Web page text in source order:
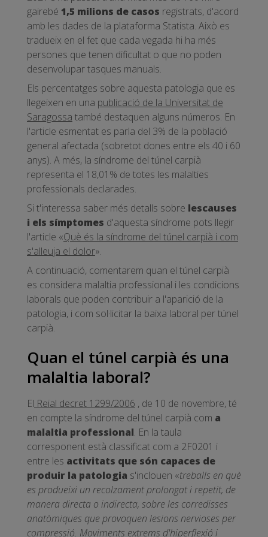
gairebé 1,5 milions de casos registrats, d'acord
amb les dades de la plataforma Statista. Això es
tradueix en el fet que cada vegada hi ha més
persones que tenen dificultat o que no poden
desenvolupar tasques manuals.
Els percentatges sobre aquesta patologia que es
llegeixen en una publicació de la Universitat de
Saragossa també destaquen alguns números. En
l'article esmentat es parla del 3% de la població
general afectada (sobretot dones entre els 40 i 60
anys). A més, la síndrome del túnel carpià
representa el 18,01% de totes les malalties
professionals declarades.
Si t'interessa saber més detalls sobre lescauses
i els símptomes d'aquesta síndrome pots llegir
l'article «Què és la síndrome del túnel carpià i com
s'alleuja el dolor».
A continuació, comentarem quan el túnel carpià
es considera malaltia professional i les condicions
laborals que poden contribuir a l'aparició de la
patologia, i com sol·licitar la baixa laboral per túnel
carpià.
Quan el túnel carpià és una
malaltia laboral?
El Reial decret 1299/2006 , de 10 de novembre, té
en compte la síndrome del túnel carpià com a
malaltia professional. En la taula
corresponent està classificat com a 2F0201 i
entre les activitats que són capaces de
produir la patologia s'inclouen «treballs en què
es produeixi un recolzament prolongat i repetit, de
manera directa o indirecta, sobre les corredisses
anatòmiques que provoquen lesions nervioses per
compressió. Moviments extrems d'hiperflexió i